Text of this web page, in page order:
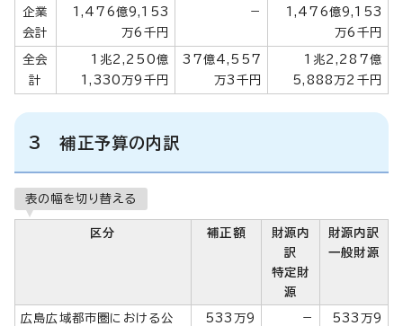
企業
会計
1,476億9,153
万6千円
－
1,476億9,153
万6千円
全会
計
1兆2,250億
1,330万9千円
37億4,557
万3千円
1兆2,287億
5,888万2千円
3 補正予算の内訳
表の幅を切り替える
区分 補正額
財源内
訳
特定財
源
財源内訳
一般財源
広島広域都市圏における公
533万9
－
533万9